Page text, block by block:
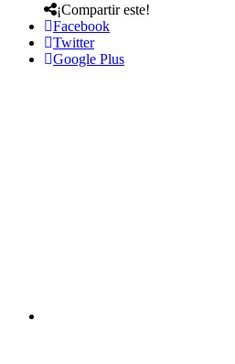
¡Compartir este!
Facebook
Twitter
Google Plus